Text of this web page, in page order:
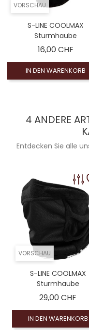
VORSCHAU
S-LINE COOLMAX
Sturmhaube
16,00 CHFPreis
IN DEN WARENKORB
4 ANDERE
Entdecken Sie alle
VORSCHAU
S-LINE COOLMAX
Sturmhaube
29,00 CHF
IN DEN WARENKORB